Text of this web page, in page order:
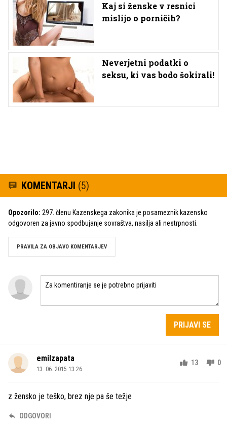
Kaj si ženske v resnici
mislijo o porničih?
Neverjetni podatki o
seksu, ki vas bodo šokirali!
KOMENTARJI (5)
Opozorilo: 297. členu Kazenskega zakonika je posameznik kazensko
odgovoren za javno spodbujanje sovraštva, nasilja ali nestrpnosti.
PRAVILA ZA OBJAVO KOMENTARJEV
PRIJAVI SE
emilzapata
13. 06. 2015 13.26
13 0
z žensko je teško, brez nje pa še težje
ODGOVORI